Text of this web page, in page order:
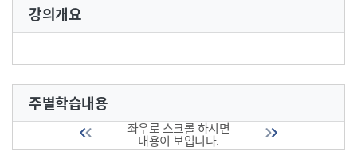
강의개요
주별학습내용
좌우로 스크롤 하시면
내용이 보입니다.